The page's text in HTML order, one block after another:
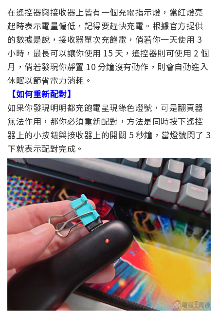
在遙控器與接收器上皆有一個充電指示燈，當紅燈亮
起時表示電量偏低，記得要趕快充電。根據官方提供
的數據是說，接收器單次充飽電，倘若你一天使用 3
小時，最長可以讓你使用 15 天，遙控器則可使用 2 個
月，倘若發現你靜置 10 分鐘沒有動作，則會自動進入
休眠以節省電力消耗。
【如何重新配對】
如果你發現明明都充飽電呈現綠色燈號，可是翻頁器
無法作用，那你必須重新配對，方法是同時按下遙控
器上的小按鈕與接收器上的開關 5 秒鐘，當燈號閃了 3
下就表示配對完成。